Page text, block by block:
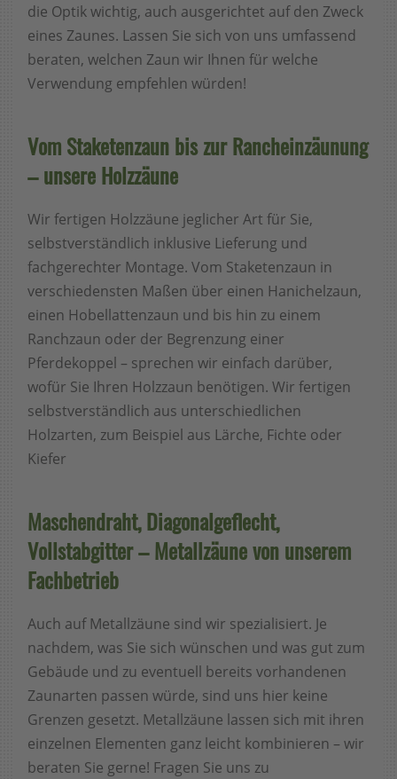
die Optik wichtig, auch ausgerichtet auf den Zweck
eines Zaunes. Lassen Sie sich von uns umfassend
beraten, welchen Zaun wir Ihnen für welche
Verwendung empfehlen würden!
Vom Staketenzaun bis zur Rancheinzäunung
– unsere Holzzäune
Wir fertigen Holzzäune jeglicher Art für Sie,
selbstverständlich inklusive Lieferung und
fachgerechter Montage. Vom Staketenzaun in
verschiedensten Maßen über einen Hanichelzaun,
einen Hobellattenzaun und bis hin zu einem
Ranchzaun oder der Begrenzung einer
Pferdekoppel – sprechen wir einfach darüber,
wofür Sie Ihren Holzzaun benötigen. Wir fertigen
selbstverständlich aus unterschiedlichen
Holzarten, zum Beispiel aus Lärche, Fichte oder
Kiefer
Maschendraht, Diagonalgeflecht,
Vollstabgitter – Metallzäune von unserem
Fachbetrieb
Auch auf Metallzäune sind wir spezialisiert. Je
nachdem, was Sie sich wünschen und was gut zum
Gebäude und zu eventuell bereits vorhandenen
Zaunarten passen würde, sind uns hier keine
Grenzen gesetzt. Metallzäune lassen sich mit ihren
einzelnen Elementen ganz leicht kombinieren – wir
beraten Sie gerne! Fragen Sie uns zu